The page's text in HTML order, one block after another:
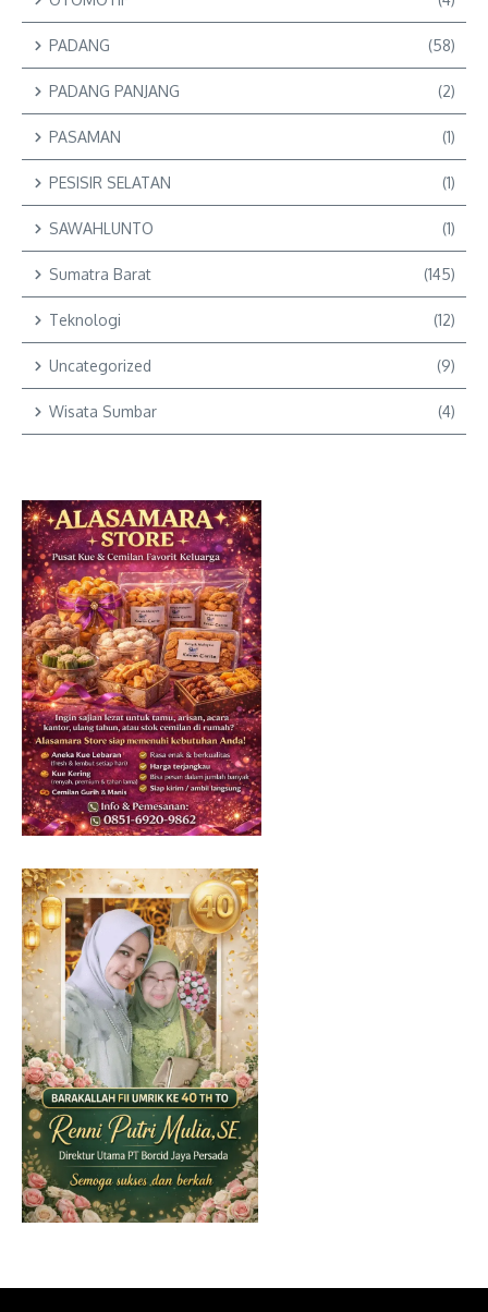
PADANG (58)
PADANG PANJANG (2)
PASAMAN (1)
PESISIR SELATAN (1)
SAWAHLUNTO (1)
Sumatra Barat (145)
Teknologi (12)
Uncategorized (9)
Wisata Sumbar (4)